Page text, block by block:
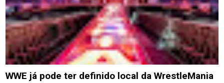
WWE já pode ter definido local da WrestleMania